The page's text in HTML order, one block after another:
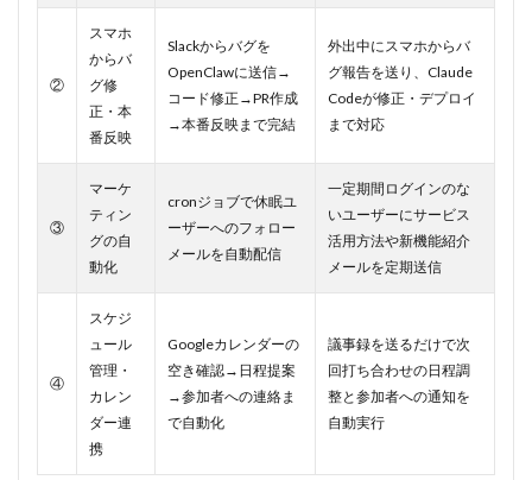
る
対策
④：
小さ
く始
6.5
対策
⑤：
重要
があ
る環
境で
は使
わな
い
7
②
スマホ
からバ
グ修
正・本
番反映
Slackからバグを
OpenClawに送信→
コード修正→PR作成
→本番反映まで完結
外出中にスマホからバ
グ報告を送り、Claude
Codeが修正・デプロイ
まで対応
③
マーケ
ティン
グの自
動化
cronジョブで休眠ユ
ーザーへのフォロー
メールを自動配信
一定期間ログインのな
いユーザーにサービス
活用方法や新機能紹介
メールを定期送信
④
スケジ
ュール
管理・
カレン
ダー連
携
Googleカレンダーの
空き確認→日程提案
→参加者への連絡ま
で自動化
議事録を送るだけで次
回打ち合わせの日程調
整と参加者への通知を
自動実行